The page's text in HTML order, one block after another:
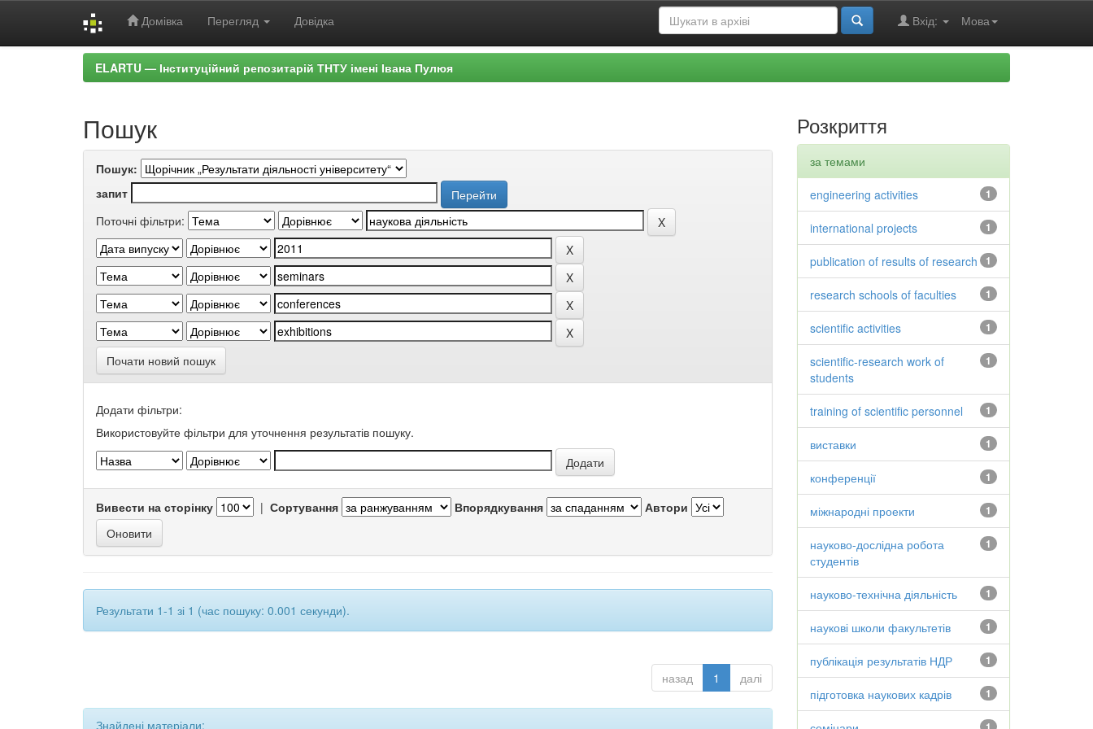
Домівка Перегляд Довідка Мова
Вхід:
ELARTU — Інституційний репозитарій ТНТУ імені Івана Пулюя
Пошук
Пошук:
запит
Поточні фільтри:
Почати новий пошук
Додати фільтри:
Використовуйте фільтри для уточнення результатів пошуку.
Вивести на сторінку | Сортування Впорядкування Автори
Результати 1-1 зі 1 (час пошуку: 0.001 секунди).
назад 1 далі
Знайдені матеріали:
Розкриття
за темами
1
engineering activities
1
international projects
1
publication of results of research
1
research schools of faculties
1
scientific activities
1
scientific-research work of
students
1
training of scientific personnel
1
виставки
1
конференції
1
міжнародні проекти
1
науково-дослідна робота
студентів
1
науково-технічна діяльність
1
наукові школи факультетів
1
публікація результатів НДР
1
підготовка наукових кадрів